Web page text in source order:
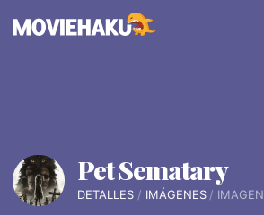
Pet Sematary
DETALLES IMÁGENES IMAGEN